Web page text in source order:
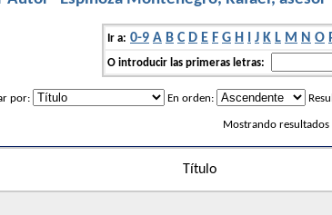
Ir a: 0-9 A B C D E F G H I J K L M N O
O introducir las primeras letras:
por: En orden:
Mostrando resultados
Título